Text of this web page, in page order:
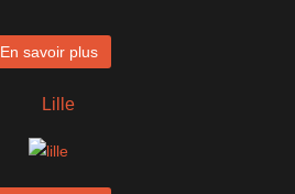
En savoir plus
Lille